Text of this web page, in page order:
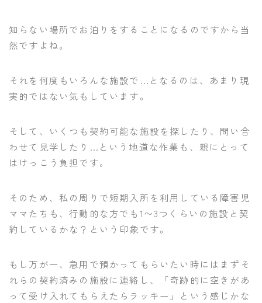
知らない場所でお泊りをすることになるのですから当
然ですよね。
それを何度もいろんな施設で…となるのは、あまり現
実的ではない気もしています。
そして、いくつも契約可能な施設を探したり、問い合
わせて見学したり…という地道な作業も、親にとって
はけっこう負担です。
そのため、私の周りで短期入所を利用している障害児
ママたちも、行動的な方でも1〜3つくらいの施設と契
約しているかな？という印象です。
もし万が一、急用で預かってもらいたい時にはまずそ
れらの契約済みの施設に連絡し、「奇跡的に空きがあ
って受け入れてもらえたらラッキー」という感じかな